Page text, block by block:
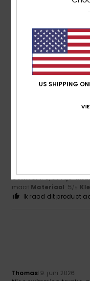
Armelle15. juli 2026
The perfect choice
Comfort: 5/5 Prijs-
Materiaal: 5/5
Ik raad dit product
Comfort: 5/5 Prijs-
maat Materiaal: 5/5
Ik raad dit product
Thomas19. juni 2026
US SHIPPING